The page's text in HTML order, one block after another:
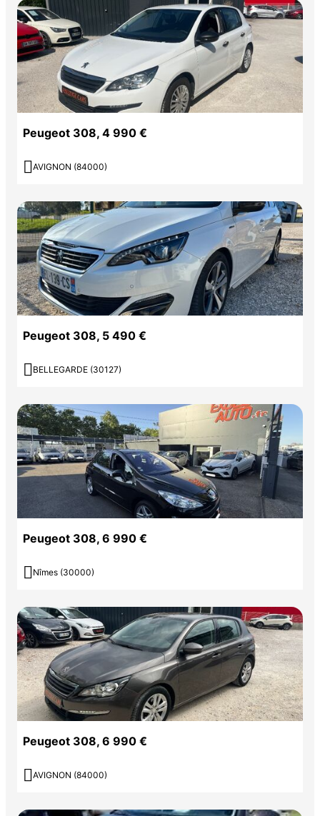
Peugeot 308, 4 990 €
 AVIGNON (84000)
Peugeot 308, 5 490 €
 BELLEGARDE (30127)
Peugeot 308, 6 990 €
 Nîmes (30000)
Peugeot 308, 6 990 €
 AVIGNON (84000)